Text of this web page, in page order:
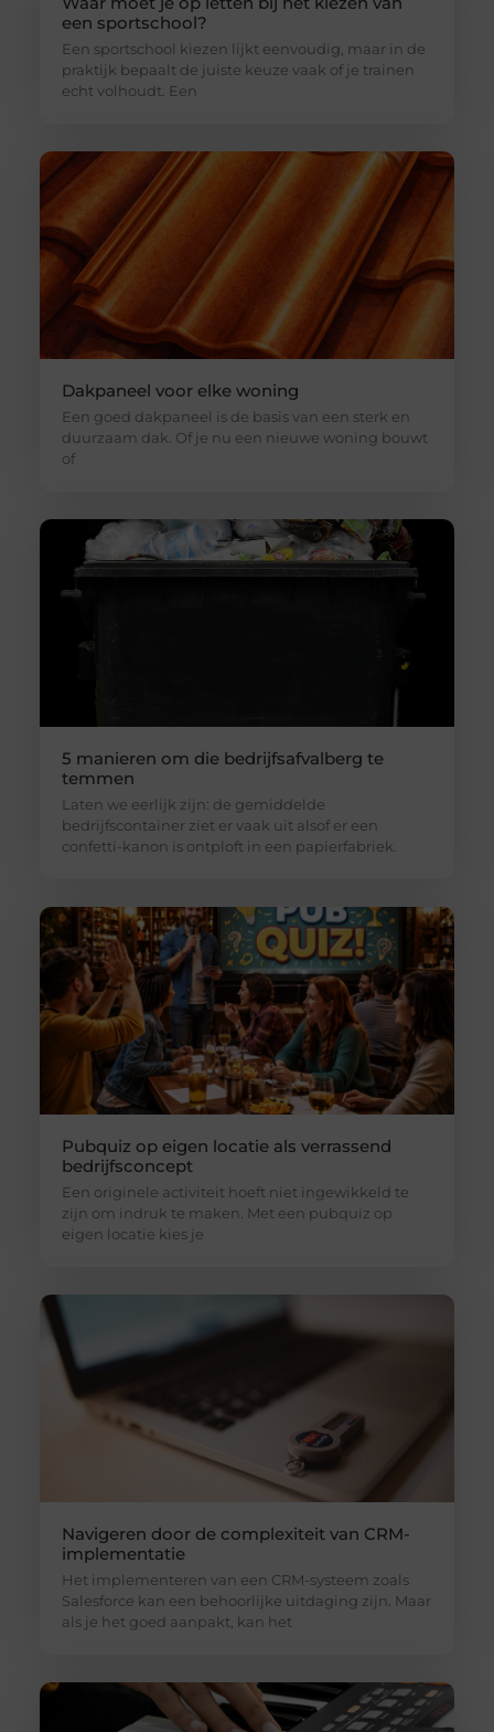
een sportschool?
Een sportschool kiezen lijkt eenvoudig, maar in de
praktijk bepaalt de juiste keuze vaak of je trainen
echt volhoudt. Een
Dakpaneel voor elke woning
Een goed dakpaneel is de basis van een sterk en
duurzaam dak. Of je nu een nieuwe woning bouwt
of
5 manieren om die bedrijfsafvalberg te
temmen
Laten we eerlijk zijn: de gemiddelde
bedrijfscontainer ziet er vaak uit alsof er een
confetti-kanon is ontploft in een papierfabriek.
Pubquiz op eigen locatie als verrassend
bedrijfsconcept
Een originele activiteit hoeft niet ingewikkeld te
zijn om indruk te maken. Met een pubquiz op
eigen locatie kies je
Navigeren door de complexiteit van CRM-
implementatie
Het implementeren van een CRM-systeem zoals
Salesforce kan een behoorlijke uitdaging zijn. Maar
als je het goed aanpakt, kan het